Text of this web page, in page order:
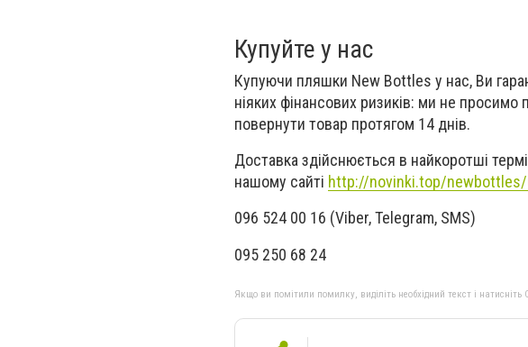
Купуйте у нас
Купуючи пляшки New Bottles у нас, Ви
ніяких фінансових ризиків: ми не
повернути товар протягом 14 днів.
Доставка здійснюється в найкоротші
нашому сайті http://novinki.top/newbottles/
096 524 00 16 (Viber, Telegram, SMS)
095 250 68 24
Якщо ви помітили помилку, виділіть необхідний текст і